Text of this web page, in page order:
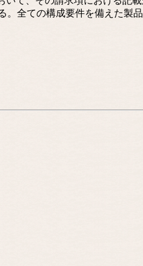
全ての構成要件を備えた製